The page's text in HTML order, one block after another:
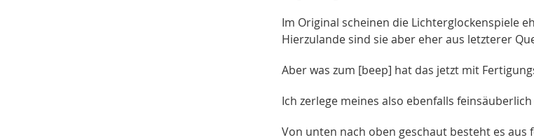
Im Original scheinen die Lichterglockenspiele
Hierzulande sind sie aber eher aus letzterer
Aber was zum [beep] hat das jetzt mit
Ich zerlege meines also ebenfalls
Von unten nach oben geschaut besteht es aus